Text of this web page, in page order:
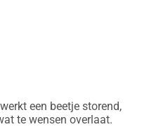
een beetje storend,
te wensen overlaat.